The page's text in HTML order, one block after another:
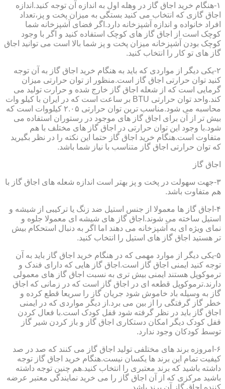
۱-هنگام خرید اجاق گاز در وهله اول به اندازه آن توجه کنید.اندازه
اجاق گازی که انتخاب می کنید بستگی به میزان پخت و پز،تعداد
افراد خانواده و اندازه آشپزخانه دارد.اگر فضای آشپزخانه شما
کوچک است از اجاق گاز های کوچک استفاده کنید و اگر با وجود
کوچک بودن آشپزخانه میزان پخت و پز شما بالا است می توانید اجاق
گاز های تو کار را انتخاب کنید.
۲-یکی دیگر از مواردی که باید به هنگام خرید اجاق گاز به آن توجه
کنید توان حرارتی اجاق گاز است.منظور از توان حرارتی میزان
گرمایی است که از شعله اجاق گاز خارج شده و حرارت تولید می
کند.واحد توان حرارتی BTU بر ساعت است که در ایران با کیلو وات
محاسبه می شود.مناسب ترین توان حرارتی ۲.۰۵ کیلووات است که
بیش تر از آن برای اجاق گاز های موجود در رستوران استفاده می
شود.با وجود این توان حرارتی در اجاق گاز های مختلف با هم
متفاوت است.هنگام خرید اجاق گاز حتما این نکته را در نظر بگیرید
که توان حرارتی اجاق گاز متناسب با نیاز شما باشد.
اجاق گاز
۳-جهت سهولت در پخت و پز بهتر است اندازه شعله های اجاق گاز با
هم متفاوت باشد.
۴-اجاق گاز ها معمولا از جنس استیل ضد زنگ یا ترکیبی از شیشه و
استیل ساخته می شوند.اجاق گاز های شیشه ای معمولا جلوه و
نمای ویژه ای به آشپزخانه می دهند اما اگر به دنبال استحکام بیش
تر هستید اجاق گاز های استیل را انتخاب کنید.
۵-یکی دیگر از موارد مهمی که در هنگام خرید اجاق گاز باید به آن
توجه کنید ایمنی اجاق گاز است.اجاق گاز هایی که دارای فندک و
ترموکوپل هستند ایمنی بیش تری به نسبت اجاق گاز های معمولی
دارند.ترموکوپل قطعه ای در اجاق گاز است که در زمانی که اجاق
گاز به وسیله باد خاموش شود جریان گاز را سریعا قطع کرده و
خطر گاز گرفتگی را از بین می برد.از دیگر مواردی که در ایمنی
اجاق گاز باید در نظر گرفته شود قفل کودک است.با فعال کردن
قفل کودک دیگر امکان دستکاری اجاق گاز و باز کردن شیر گاز
توسط کودکان وجود ندارد.
۶-امروزه برند های مختلفی تولید اجاق گاز می کنند که صد در صد
کیفیت تمام این برند ها یکسان نیست.هنگام خرید اجاق گاز توجه
داشته باشید که برند معتبری را انتخاب کنید.هم چنین توجه داشته
باشید مرکزی که از آن اجاق گاز را می خرید نمایندگی معتبر عرضه
کننده اجاق گاز آن برند باشد.